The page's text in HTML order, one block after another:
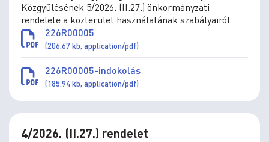
Közgyűlésének 5/2026. (II.27.) önkormányzati
rendelete a közterület használatának szabályairól
szóló 2/2011. (I.31.) önkormányzati rendelet
módosításáról
226R00005
(206.67 kb, application/pdf)
226R00005-indokolás
(185.94 kb, application/pdf)
4/2026. (II.27.) rendelet